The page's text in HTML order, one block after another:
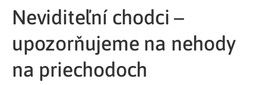
Neviditeľní chodci –
upozorňujeme na nehody
na priechodoch